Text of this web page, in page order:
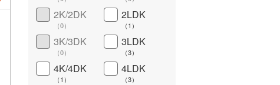
2K/2DK
（0）
2LDK
（1 ）
3K/3DK
（0）
3LDK
（3）
4K/4DK
（1 ）
4LDK
（3）
大阪環状線 ( 0 )
山陽本線（JR西日本） 0)
姫新線 (0
吉備線(0)
長期優良住宅 ）